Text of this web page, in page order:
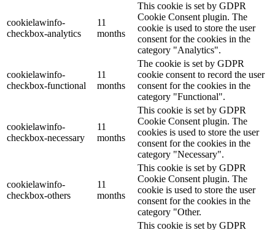
cookielawinfo-
checkbox-analytics
11
months
This cookie is set by GDPR
Cookie Consent plugin. The
cookie is used to store the user
consent for the cookies in the
category "Analytics".
cookielawinfo-
checkbox-functional
11
months
The cookie is set by GDPR
cookie consent to record the user
consent for the cookies in the
category "Functional".
cookielawinfo-
checkbox-necessary
11
months
This cookie is set by GDPR
Cookie Consent plugin. The
cookies is used to store the user
consent for the cookies in the
category "Necessary".
cookielawinfo-
checkbox-others
11
months
This cookie is set by GDPR
Cookie Consent plugin. The
cookie is used to store the user
consent for the cookies in the
category "Other.
This cookie is set by GDPR